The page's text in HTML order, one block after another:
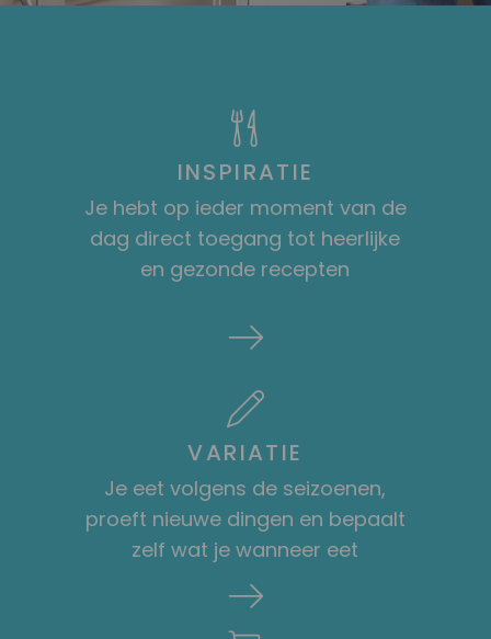
INSPIRATIE
Je hebt op ieder moment van de
dag direct toegang tot heerlijke
en gezonde recepten
VARIATIE
Je eet volgens de seizoenen,
proeft nieuwe dingen en bepaalt
zelf wat je wanneer eet